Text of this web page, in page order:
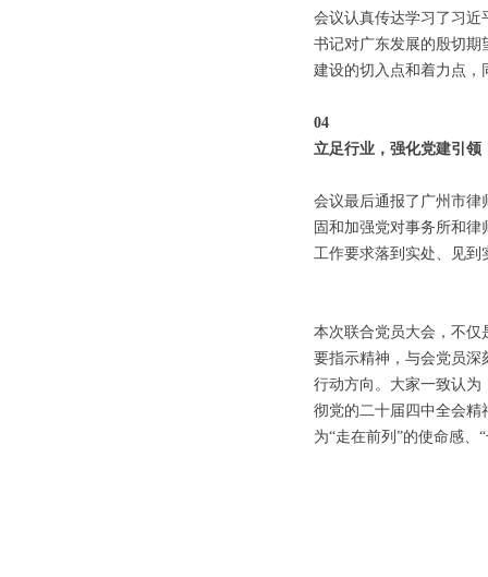
会议认真传达学习了习近
书记对广东发展的殷切期
建设的切入点和着力点，
04
立足行业，强化党建引领
会议最后通报了广州市律
固和加强党对事务所和
工作要求落到实处、见到
本次联合党员大会，不仅
要指示精神，与会党员深
行动方向。大家一致认为
彻党的二十届四中全会精
为“走在前列”的使命感